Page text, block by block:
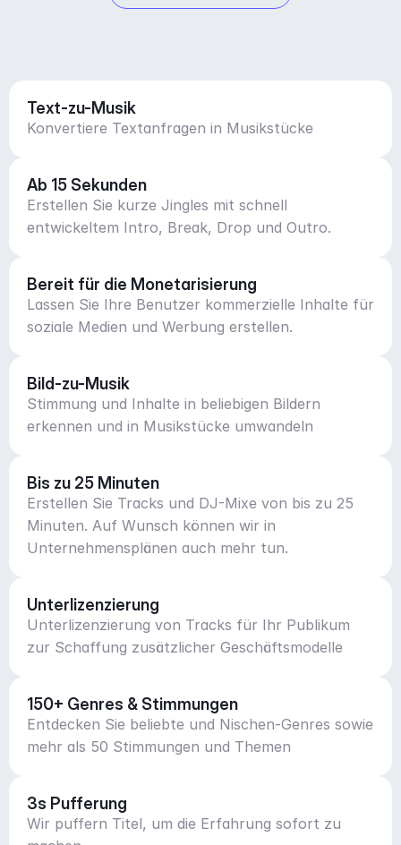
Text-zu-Musik
Konvertiere Textanfragen in Musikstücke
Ab 15 Sekunden
Erstellen Sie kurze Jingles mit schnell
entwickeltem Intro, Break, Drop und Outro.
Bereit für die Monetarisierung
Lassen Sie Ihre Benutzer kommerzielle Inhalte für
soziale Medien und Werbung erstellen.
Bild-zu-Musik
Stimmung und Inhalte in beliebigen Bildern
erkennen und in Musikstücke umwandeln
Bis zu 25 Minuten
Erstellen Sie Tracks und DJ-Mixe von bis zu 25
Minuten. Auf Wunsch können wir in
Unternehmensplänen auch mehr tun.
Unterlizenzierung
Unterlizenzierung von Tracks für Ihr Publikum
zur Schaffung zusätzlicher Geschäftsmodelle
150+ Genres & Stimmungen
Entdecken Sie beliebte und Nischen-Genres sowie
mehr als 50 Stimmungen und Themen
3s Pufferung
Wir puffern Titel, um die Erfahrung sofort zu